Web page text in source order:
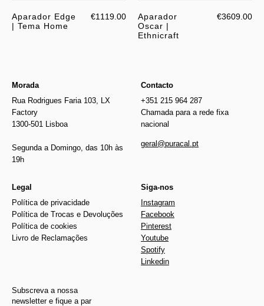
Aparador Edge
| Tema Home
€1119.00
Aparador
Oscar |
Ethnicraft
€3609.00
Morada
Rua Rodrigues Faria 103, LX
Factory
1300-501 Lisboa
Segunda a Domingo, das 10h às
19h
Contacto
+351 215 964 287
Chamada para a rede fixa
nacional
geral@puracal.pt
Legal
Política de privacidade
Política de Trocas e Devoluções
Política de cookies
Livro de Reclamações
Siga-nos
Instagram
Facebook
Pinterest
Youtube
Spotify
Linkedin
Subscreva a nossa
newsletter e fique a par